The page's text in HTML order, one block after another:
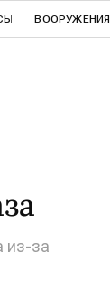
ВООРУЖЕНИЯ
из-за